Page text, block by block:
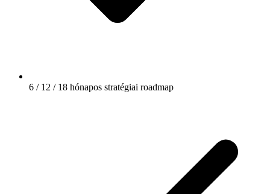
6 / 12 / 18 hónapos stratégiai roadmap